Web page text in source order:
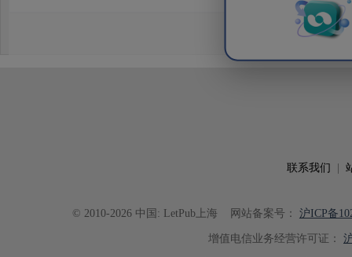
效应及界面电荷传输等研究内容，
论述逻辑进行了系统梳理，使研究
析及机理讨论之间的关系更加清晰
联系我们
© 2010-2026 中国: LetPub上海 网站备案号： 沪ICP备
增值电信业务经营许可证：